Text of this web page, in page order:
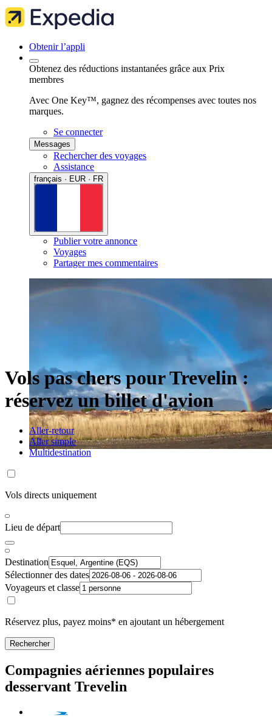
Obtenir l’appli
Obtenez des réductions instantanées grâce aux Prix
membres
Avec One Key™, gagnez des récompenses avec toutes nos
marques.
Se connecter
Messages
Rechercher des voyages
Assistance
français · EUR · FR
Publier votre annonce
Voyages
Partager mes commentaires
Vols pas chers pour Trevelin :
réservez un billet d'avion
Aller-retour
Aller simple
Multidestination
Vols directs uniquement
Lieu de départ
Destination
Sélectionner des dates
Voyageurs et classe
Réservez plus, payez moins* en ajoutant un hébergement
Rechercher
Compagnies aériennes populaires
desservant Trevelin